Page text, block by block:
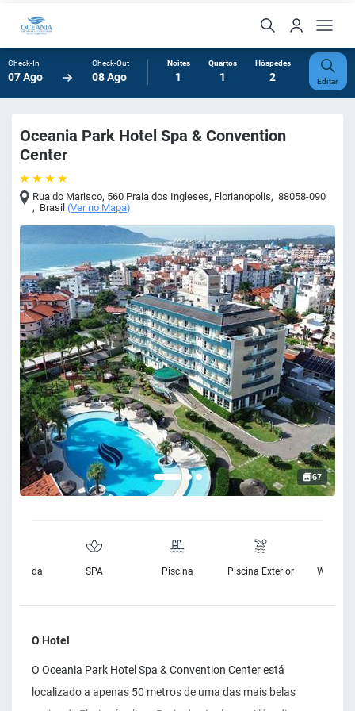
Check-In
07 Ago
Check-Out
08 Ago
Noites
1
Quartos
1
Hóspedes
2 Editar
Oceania Park Hotel Spa & Convention
Center
Rua do Marisco, 560 Praia dos Ingleses, Florianopolis, 88058-090
, Brasil (Ver no Mapa)
67
Banda
SPA Piscina Piscina Exterior Wifi
O Hotel
O Oceania Park Hotel Spa & Convention Center está
localizado a apenas 50 metros de uma das mais belas